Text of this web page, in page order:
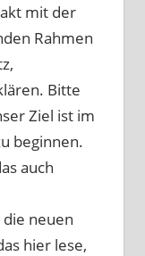
mit der
Rahmen
Bitte
Ziel ist im
beginnen.
auch
die neuen
hier lese,